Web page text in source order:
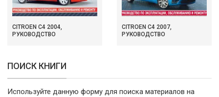
CITROEN C4 2004,
РУКОВОДСТВО
CITROEN C4 2007,
РУКОВОДСТВО
ПОИСК КНИГИ
Используйте данную форму для поиска материалов на